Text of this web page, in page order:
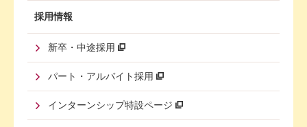
採用情報
新卒・中途採用
パート・アルバイト採用
インターンシップ特設ページ